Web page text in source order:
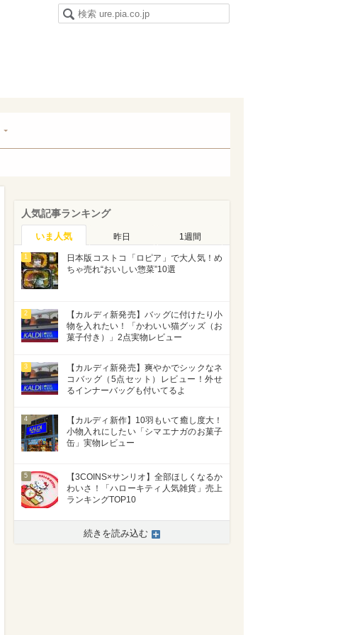
人気記事ランキング
いま人気 昨日 1週間
1
日本版コストコ「ロピア」で大人気！め
ちゃ売れ“おいしい惣菜”10選
2
【カルディ新発売】バッグに付けたり小
物を入れたい！「かわいい猫グッズ（お
菓子付き）」2点実物レビュー
3
【カルディ新発売】爽やかでシックなネ
コバッグ（5点セット）レビュー！外せ
るインナーバッグも付いてるよ
4
【カルディ新作】10羽もいて癒し度大！
小物入れにしたい「シマエナガのお菓子
缶」実物レビュー
5
【3COINS×サンリオ】全部ほしくなるか
わいさ！「ハローキティ人気雑貨」売上
ランキングTOP10
続きを読み込む